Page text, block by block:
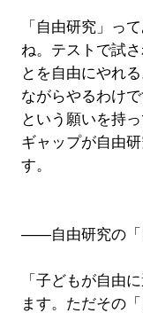
「自由研究」っ
ね。テストで試
とを自由にやれ
ながらやるわけ
という願いを持
ギャップが自由
す。
――自由研究の「
「子どもが自由
ます。ただその